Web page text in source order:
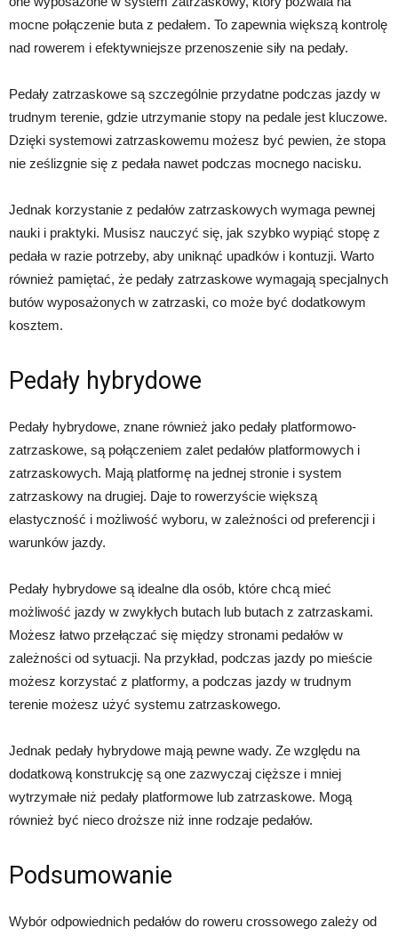
mocne połączenie buta z pedałem. To zapewnia większą kontrolę
nad rowerem i efektywniejsze przenoszenie siły na pedały.
Pedały zatrzaskowe są szczególnie przydatne podczas jazdy w
trudnym terenie, gdzie utrzymanie stopy na pedale jest kluczowe.
Dzięki systemowi zatrzaskowemu możesz być pewien, że stopa
nie ześlizgnie się z pedała nawet podczas mocnego nacisku.
Jednak korzystanie z pedałów zatrzaskowych wymaga pewnej
nauki i praktyki. Musisz nauczyć się, jak szybko wypiąć stopę z
pedała w razie potrzeby, aby uniknąć upadków i kontuzji. Warto
również pamiętać, że pedały zatrzaskowe wymagają specjalnych
butów wyposażonych w zatrzaski, co może być dodatkowym
kosztem.
Pedały hybrydowe
Pedały hybrydowe, znane również jako pedały platformowo-
zatrzaskowe, są połączeniem zalet pedałów platformowych i
zatrzaskowych. Mają platformę na jednej stronie i system
zatrzaskowy na drugiej. Daje to rowerzyście większą
elastyczność i możliwość wyboru, w zależności od preferencji i
warunków jazdy.
Pedały hybrydowe są idealne dla osób, które chcą mieć
możliwość jazdy w zwykłych butach lub butach z zatrzaskami.
Możesz łatwo przełączać się między stronami pedałów w
zależności od sytuacji. Na przykład, podczas jazdy po mieście
możesz korzystać z platformy, a podczas jazdy w trudnym
terenie możesz użyć systemu zatrzaskowego.
Jednak pedały hybrydowe mają pewne wady. Ze względu na
dodatkową konstrukcję są one zazwyczaj cięższe i mniej
wytrzymałe niż pedały platformowe lub zatrzaskowe. Mogą
również być nieco droższe niż inne rodzaje pedałów.
Podsumowanie
Wybór odpowiednich pedałów do roweru crossowego zależy od